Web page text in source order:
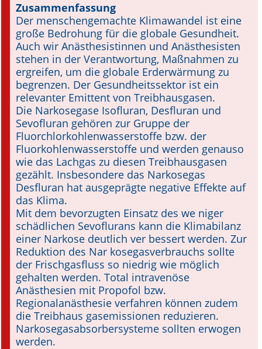
Online First
A&I English
Mediadaten
Autoren-Service
Bestell-Service
Stellenmarkt
Kongresskalender
Zusammenfassung
Der menschengemachte Klimawandel ist eine
große Bedrohung für die globale Gesundheit.
Auch wir Anästhesistinnen und Anästhesisten
stehen in der Verantwortung, Maßnahmen zu
ergreifen, um die globale Erderwärmung zu
begrenzen. Der Gesundheitssektor ist ein
relevanter Emittent von Treibhausgasen.
Die Narkosegase Isofluran, Desfluran und
Sevofluran gehören zur Gruppe der
Fluorchlorkohlenwasserstoffe bzw. der
Fluorkohlenwasserstoffe und werden genauso
wie das Lachgas zu diesen Treibhausgasen
gezählt. Insbesondere das Narkosegas
Desfluran hat ausgeprägte negative Effekte auf
das Klima.
Mit dem bevorzugten Einsatz des we niger
schädlichen Sevoflurans kann die Klimabilanz
einer Narkose deutlich ver bessert werden. Zur
Reduktion des Nar kosegasverbrauchs sollte
der Frischgasfluss so niedrig wie möglich
gehalten werden. Total intravenöse
Anästhesien mit Propofol bzw.
Regionalanästhesie verfahren können zudem
die Treibhaus gasemissionen reduzieren.
Narkosegasabsorbersysteme sollten erwogen
werden.